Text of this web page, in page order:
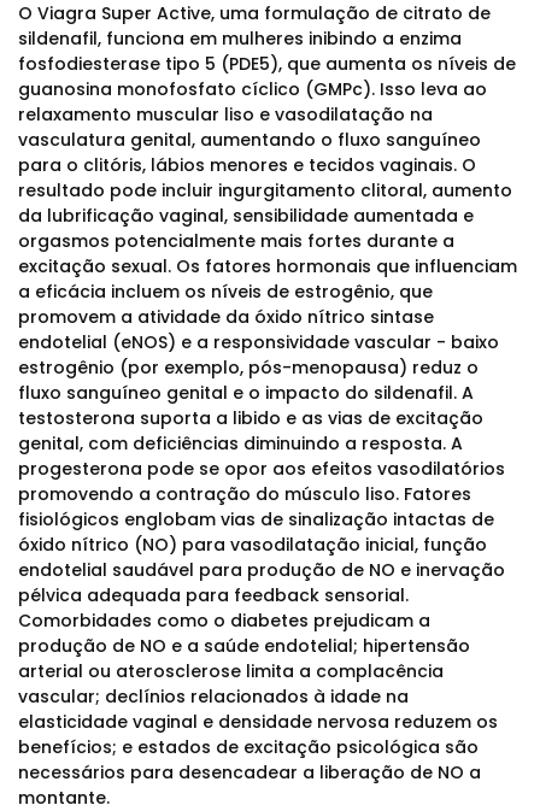
O Viagra Super Active, uma formulação de citrato de
sildenafil, funciona em mulheres inibindo a enzima
fosfodiesterase tipo 5 (PDE5), que aumenta os níveis de
guanosina monofosfato cíclico (GMPc). Isso leva ao
relaxamento muscular liso e vasodilatação na
vasculatura genital, aumentando o fluxo sanguíneo
para o clitóris, lábios menores e tecidos vaginais. O
resultado pode incluir ingurgitamento clitoral, aumento
da lubrificação vaginal, sensibilidade aumentada e
orgasmos potencialmente mais fortes durante a
excitação sexual. Os fatores hormonais que influenciam
a eficácia incluem os níveis de estrogênio, que
promovem a atividade da óxido nítrico sintase
endotelial (eNOS) e a responsividade vascular - baixo
estrogênio (por exemplo, pós-menopausa) reduz o
fluxo sanguíneo genital e o impacto do sildenafil. A
testosterona suporta a libido e as vias de excitação
genital, com deficiências diminuindo a resposta. A
progesterona pode se opor aos efeitos vasodilatórios
promovendo a contração do músculo liso. Fatores
fisiológicos englobam vias de sinalização intactas de
óxido nítrico (NO) para vasodilatação inicial, função
endotelial saudável para produção de NO e inervação
pélvica adequada para feedback sensorial.
Comorbidades como o diabetes prejudicam a
produção de NO e a saúde endotelial; hipertensão
arterial ou aterosclerose limita a complacência
vascular; declínios relacionados à idade na
elasticidade vaginal e densidade nervosa reduzem os
benefícios; e estados de excitação psicológica são
necessários para desencadear a liberação de NO a
montante.